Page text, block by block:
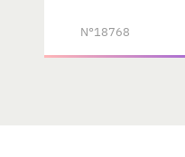
N°18768